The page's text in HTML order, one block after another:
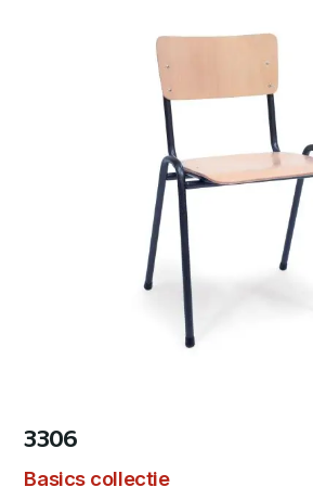
3306
Basics collectie